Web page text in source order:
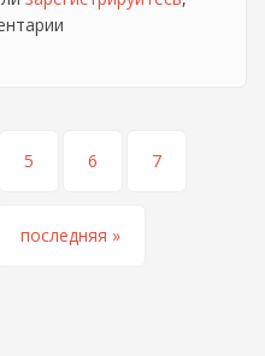
5 6 7
последняя »